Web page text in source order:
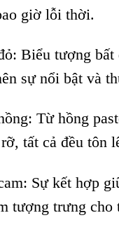
giờ lỗi thời.
Biểu tượng bất
sự nổi bật và
Từ hồng
tất cả đều tôn
Sự kết hợp
tượng trưng cho